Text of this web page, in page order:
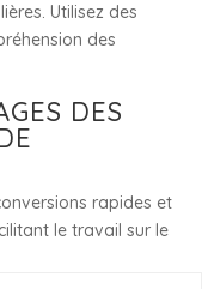
Utilisez des
des
DES
rapides et
le travail sur le